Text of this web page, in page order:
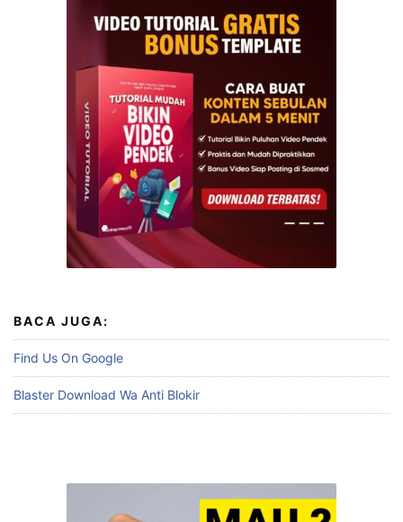
BACA JUGA:
Find Us On Google
Blaster Download Wa Anti Blokir